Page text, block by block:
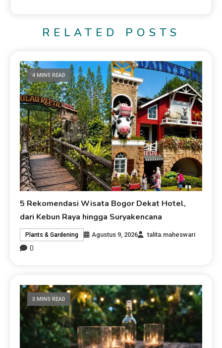
RELATED POSTS
4 MINS READ
5 Rekomendasi Wisata Bogor Dekat Hotel,
dari Kebun Raya hingga Suryakencana
Plants & Gardening Agustus 9, 2026 talita.maheswari
0
3 MINS READ